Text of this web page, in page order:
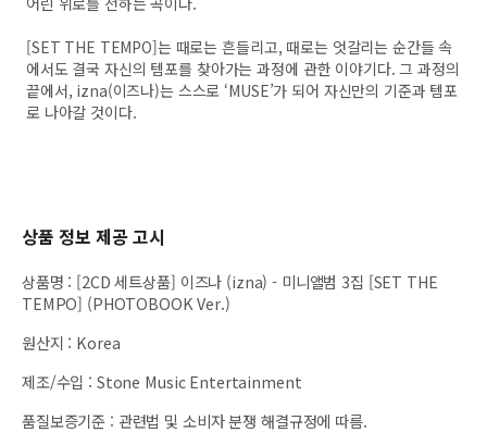
[SET THE TEMPO]는 때로는 흔들리고, 때로는 엇갈리는 순간들 속
에서도 결국 자신의 템포를 찾아가는 과정에 관한 이야기다. 그 과정의
끝에서, izna(이즈나)는 스스로 ‘MUSE’가 되어 자신만의 기준과 템포
로 나아갈 것이다.
상품 정보 제공 고시
상품명 : [2CD 세트상품] 이즈나 (izna) - 미니앨범 3집 [SET THE
TEMPO] (PHOTOBOOK Ver.)
원산지 : Korea
제조/수입 : Stone Music Entertainment
품질보증기준 : 관련법 및 소비자 분쟁 해결규정에 따름.